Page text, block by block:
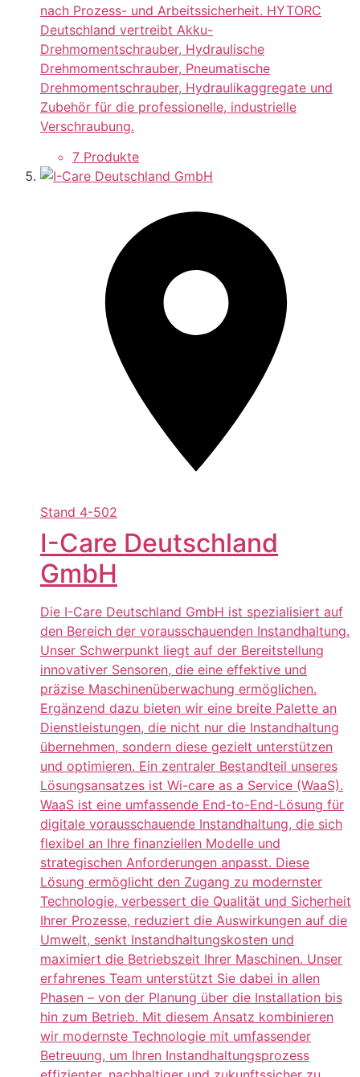
nach Prozess- und Arbeitssicherheit. HYTORC
Deutschland vertreibt Akku-
Drehmomentschrauber, Hydraulische
Drehmomentschrauber, Pneumatische
Drehmomentschrauber, Hydraulikaggregate und
Zubehör für die professionelle, industrielle
Verschraubung.
7 Produkte
Stand 4-502
I-Care Deutschland
GmbH
Die I-Care Deutschland GmbH ist spezialisiert auf
den Bereich der vorausschauenden Instandhaltung.
Unser Schwerpunkt liegt auf der Bereitstellung
innovativer Sensoren, die eine effektive und
präzise Maschinenüberwachung ermöglichen.
Ergänzend dazu bieten wir eine breite Palette an
Dienstleistungen, die nicht nur die Instandhaltung
übernehmen, sondern diese gezielt unterstützen
und optimieren. Ein zentraler Bestandteil unseres
Lösungsansatzes ist Wi-care as a Service (WaaS).
WaaS ist eine umfassende End-to-End-Lösung für
digitale vorausschauende Instandhaltung, die sich
flexibel an Ihre finanziellen Modelle und
strategischen Anforderungen anpasst. Diese
Lösung ermöglicht den Zugang zu modernster
Technologie, verbessert die Qualität und Sicherheit
Ihrer Prozesse, reduziert die Auswirkungen auf die
Umwelt, senkt Instandhaltungskosten und
maximiert die Betriebszeit Ihrer Maschinen. Unser
erfahrenes Team unterstützt Sie dabei in allen
Phasen – von der Planung über die Installation bis
hin zum Betrieb. Mit diesem Ansatz kombinieren
wir modernste Technologie mit umfassender
Betreuung, um Ihren Instandhaltungsprozess